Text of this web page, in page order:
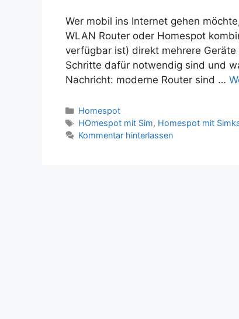
Wer mobil ins Internet gehen
WLAN Router oder Homespot
verfügbar ist) direkt mehrere
Schritte dafür notwendig sind und
Nachricht: moderne Router sind …
Kategorien
Homespot
Schlagwörter
HOmespot mit Sim, Homespot mit
Kommentar hinterlassen